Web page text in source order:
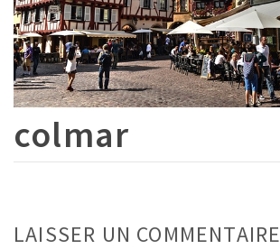
colmar
LAISSER UN COMMENTAIRE